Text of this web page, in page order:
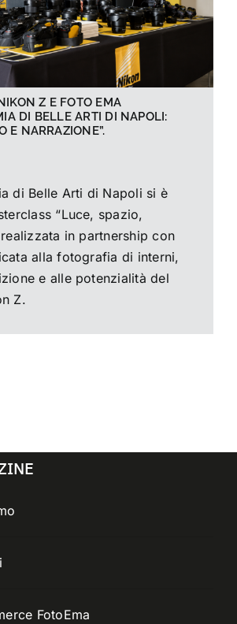
Z E FOTO EMA
DI BELLE ARTI DI NAPOLI:
E NARRAZIONE”.
di Belle Arti di Napoli si è
“Luce, spazio,
in partnership con
alla fotografia di interni,
e alle potenzialità del
Z.
FotoEma